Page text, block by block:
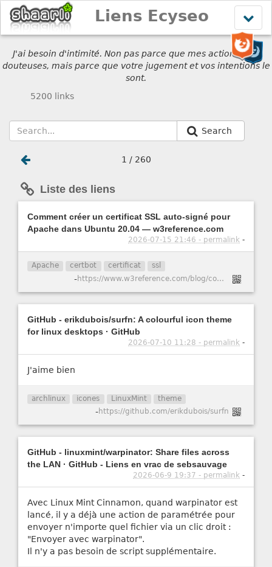
le
menu
Liens Ecyseo
J'ai besoin d'intimité. Non pas parce que mes actions sont
douteuses, mais parce que votre jugement et vos intentions le
sont.
5200 links
Search
1 / 260
Liste des liens
Comment créer un certificat SSL auto-signé pour
Apache dans Ubuntu 20.04 — w3reference.com
2026-07-15 21:46 - permalink -
Apache certbot certificat ssl
- https://www.w3reference.com/blog/comment-cr-er-un-certificat-ssl-auto-sign-pour-apache-dans-ubuntu-20-04/
GitHub - erikdubois/surfn: A colourful icon theme
for linux desktops · GitHub
2026-07-10 11:28 - permalink -
J'aime bien
archlinux icones LinuxMint theme
-https://github.com/erikdubois/surfn
GitHub - linuxmint/warpinator: Share files across
the LAN · GitHub - Liens en vrac de sebsauvage
2026-06-9 19:37 - permalink -
Avec Linux Mint Cinnamon, quand warpinator est
lancé, il y a déjà une action de paramétrée pour
envoyer n'importe quel fichier via un clic droit :
"Envoyer avec warpinator".
Il n'y a pas besoin de script supplémentaire.